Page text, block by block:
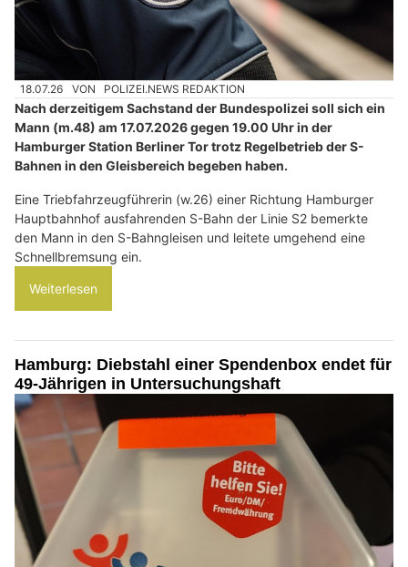
18.07.26 VON POLIZEI.NEWS REDAKTION
Nach derzeitigem Sachstand der Bundespolizei soll sich ein
Mann (m.48) am 17.07.2026 gegen 19.00 Uhr in der
Hamburger Station Berliner Tor trotz Regelbetrieb der S-
Bahnen in den Gleisbereich begeben haben.
Eine Triebfahrzeugführerin (w.26) einer Richtung Hamburger
Hauptbahnhof ausfahrenden S-Bahn der Linie S2 bemerkte
den Mann in den S-Bahngleisen und leitete umgehend eine
Schnellbremsung ein.
Weiterlesen
Hamburg: Diebstahl einer Spendenbox endet für
49-Jährigen in Untersuchungshaft